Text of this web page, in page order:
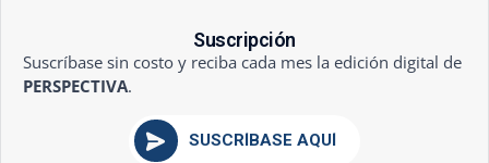
Suscripción
Suscríbase sin costo y reciba cada mes la edición digital de
PERSPECTIVA.
SUSCRÍBASE AQUÍ